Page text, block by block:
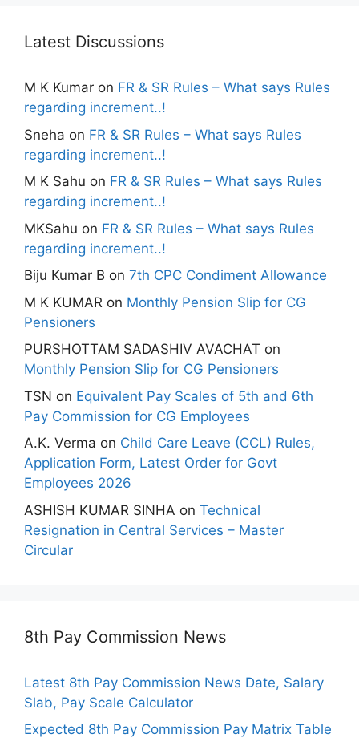
Latest Discussions
M K Kumar on FR & SR Rules – What says Rules
regarding increment..!
Sneha on FR & SR Rules – What says Rules
regarding increment..!
M K Sahu on FR & SR Rules – What says Rules
regarding increment..!
MKSahu on FR & SR Rules – What says Rules
regarding increment..!
Biju Kumar B on 7th CPC Condiment Allowance
M K KUMAR on Monthly Pension Slip for CG
Pensioners
PURSHOTTAM SADASHIV AVACHAT on
Monthly Pension Slip for CG Pensioners
TSN on Equivalent Pay Scales of 5th and 6th
Pay Commission for CG Employees
A.K. Verma on Child Care Leave (CCL) Rules,
Application Form, Latest Order for Govt
Employees 2026
ASHISH KUMAR SINHA on Technical
Resignation in Central Services – Master
Circular
8th Pay Commission News
Latest 8th Pay Commission News Date, Salary
Slab, Pay Scale Calculator
Expected 8th Pay Commission Pay Matrix Table